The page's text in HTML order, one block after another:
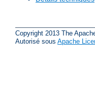
Copyright 2013 The
Autorisé sous Apache